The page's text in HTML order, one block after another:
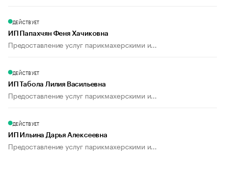
ДЕЙСТВУЕТ
ИП Папахчян Феня Хачиковна
Предоставление услуг парикмахерскими и...
ДЕЙСТВУЕТ
ИП Табола Лилия Васильевна
Предоставление услуг парикмахерскими и...
ДЕЙСТВУЕТ
ИП Ильина Дарья Алексеевна
Предоставление услуг парикмахерскими и...